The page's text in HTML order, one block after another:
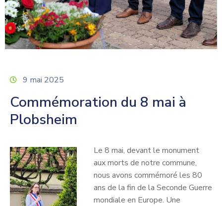
9 mai 2025
Commémoration du 8 mai à
Plobsheim
Le 8 mai, devant le monument
aux morts de notre commune,
nous avons commémoré les 80
ans de la fin de la Seconde Guerre
mondiale en Europe. Une